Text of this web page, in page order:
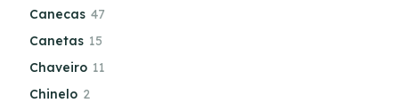
Canecas 47
Canetas 15
Chaveiro 11
Chinelo 2